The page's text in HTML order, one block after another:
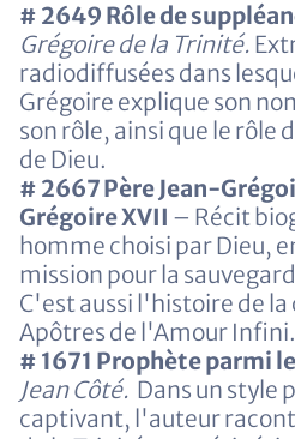
# 2649 Rôle de
Grégoire de la Trinité.
radiodiffusées dans
Grégoire explique son
son rôle, ainsi que le rôle
de Dieu.
# 2667 Père Jean-
Grégoire XVII – Récit
homme choisi par Dieu,
mission pour la
C'est aussi l'histoire de
Apôtres de l'Amour Infini.
# 1671 Prophète parmi
Jean Côté. Dans un style
captivant, l'auteur